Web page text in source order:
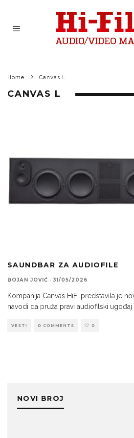
Home Canvas L
CANVAS L
SAUNDBAR ZA AUDIOFILE
BOJAN JOVIĆ · 31/05/2026
Kompanija Canvas HiFi predstavila je
navodi da pruža pravi audiofilski ugođaj
VESTI 0 COMMENTS 0
NOVI BROJ